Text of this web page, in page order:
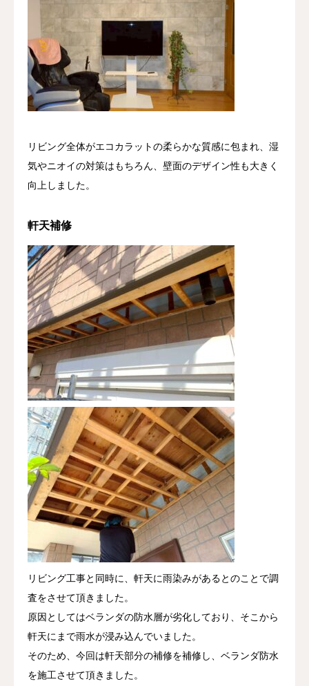
リビング全体がエコカラットの柔らかな質感に包まれ、湿
気やニオイの対策はもちろん、壁面のデザイン性も大きく
向上しました。
軒天補修
リビング工事と同時に、軒天に雨染みがあるとのことで調
査をさせて頂きました。
原因としてはベランダの防水層が劣化しており、そこから
軒天にまで雨水が浸み込んでいました。
そのため、今回は軒天部分の補修を補修し、ベランダ防水
を施工させて頂きました。